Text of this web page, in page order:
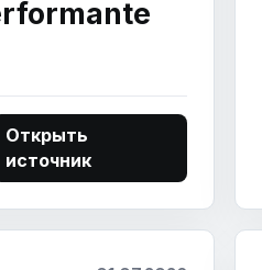
Открыть
источник